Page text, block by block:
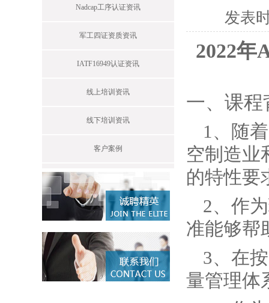
Nadcap工序认证资讯
军工四证资质资讯
IATF16949认证资讯
线上培训资讯
线下培训资讯
客户案例
发表
2022年
一、课程
1、随
空制造业
的特性要
2、作
准能够帮
3、在
量管理体